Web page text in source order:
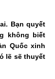
Bạn quyết
không biết
Quốc xinh
lẽ sẽ thuyết